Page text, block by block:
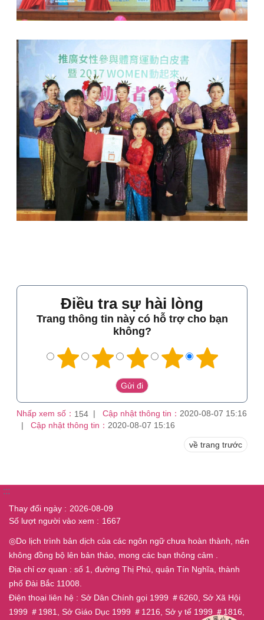
Điều tra sự hài lòng
Trang thông tin này có hỗ trợ cho bạn
không?
Nhấp xem số： 154 Cập nhật thông tin： 2020-08-07 15:16
Cập nhật thông tin： 2020-08-07 15:16
về trang trước
:::
Thay đổi ngày
2026-08-09
Số lượt người vào xem
1667
◎Do lịch trình bản dịch của các ngôn ngữ chưa hoàn thành, nên
không đồng bộ lên bản thảo, mong các bạn thông cảm .
Địa chỉ cơ quan : số 1, đường Thị Phủ, quận Tín Nghĩa, thành
phố Đài Bắc 11008.
Điện thoại liên hệ : Sở Dân Chính gọi 1999 ＃6260, Sở Xã Hội
1999 ＃1981, Sở Giáo Dục 1999 ＃1216, Sở y tế 1999 ＃1816,